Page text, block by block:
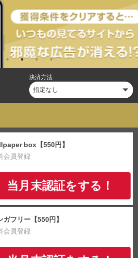
決済方法
box【550円】
会員登録
当月末認証をする！
ガフリー【550円】
会員登録